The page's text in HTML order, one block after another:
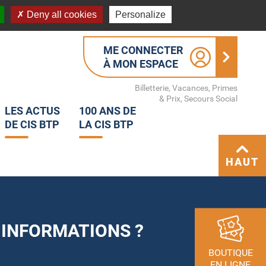
ME CONNECTER
À MON ESPACE
Billetterie, Vacances, Primes
& Prix, Secours Social
LES ACTUS
DE CIS BTP
100 ANS DE
LA CIS BTP
BOUTIQUE
HAUT
?
Deny all cookies Personalize